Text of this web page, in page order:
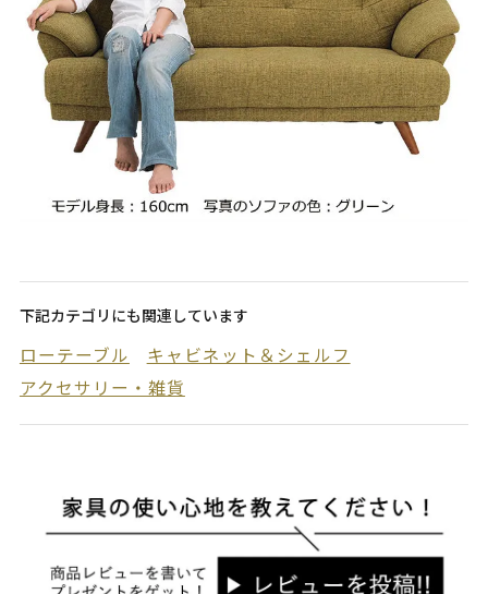
下記カテゴリにも関連しています
ローテーブル
キャビネット＆シェルフ
アクセサリー・雑貨